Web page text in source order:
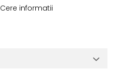
Cere informatii